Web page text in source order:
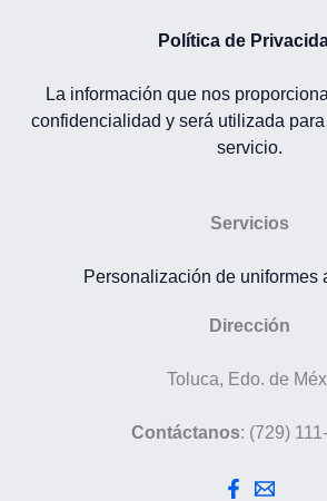
Política de
La información que nos
confidencialidad y será utilizada
servicio.
Servicios
Personalización de uniformes
Dirección
Toluca, Edo. de
Contáctanos: (729)